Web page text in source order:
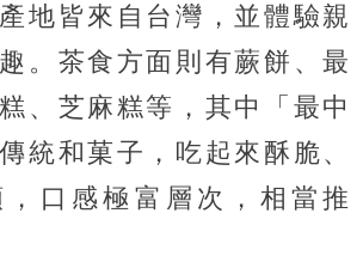
地皆來自台灣，並體驗親
。茶食方面則有蕨餅、最
、芝麻糕等，其中「最中
統和菓子，吃起來酥脆、
口感極富層次，相當推